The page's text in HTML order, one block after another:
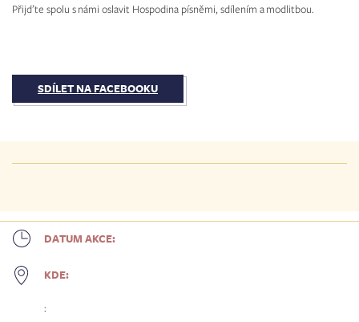
chval
Přijďte spolu s námi oslavit Hospodina písněmi, sdílením a modlitbou.
SDÍLET NA FACEBOOKU
DATUM AKCE:
KDE:
: